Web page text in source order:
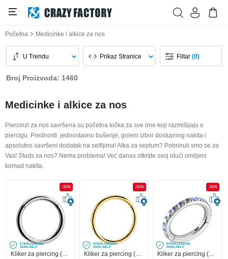
Početna Medicinke i alkice za nos
U Trendu Prikaz Stranice Filtar(0)
Broj Proizvoda: 1460
Medicinke i alkice za nos
Piercinzi za nos savršena su početna točka za sve one koji razmišljaju o
piercigu. Prednosti: jednostavno bušenje, golem izbor dostupnog nakita i
apsolutno savršeni dodatak na selfijima! Alka za septum? Pobrinuli smo se za
Vas! Studs za nos? Nema problema! Već danas otkrijte svoj idući omiljeni
komad nakita.
-50%
Kliker za piercing (kirurški čelik, srebrna, sjajna završna obrada)
-50%
Kliker za piercing (kirurški čelik, zlatna, sjajna završna obrada)
-50%
Kliker za piercing (kirurški čelik, srebrna, sjajna završna obrada) s kristalnim kamenjem